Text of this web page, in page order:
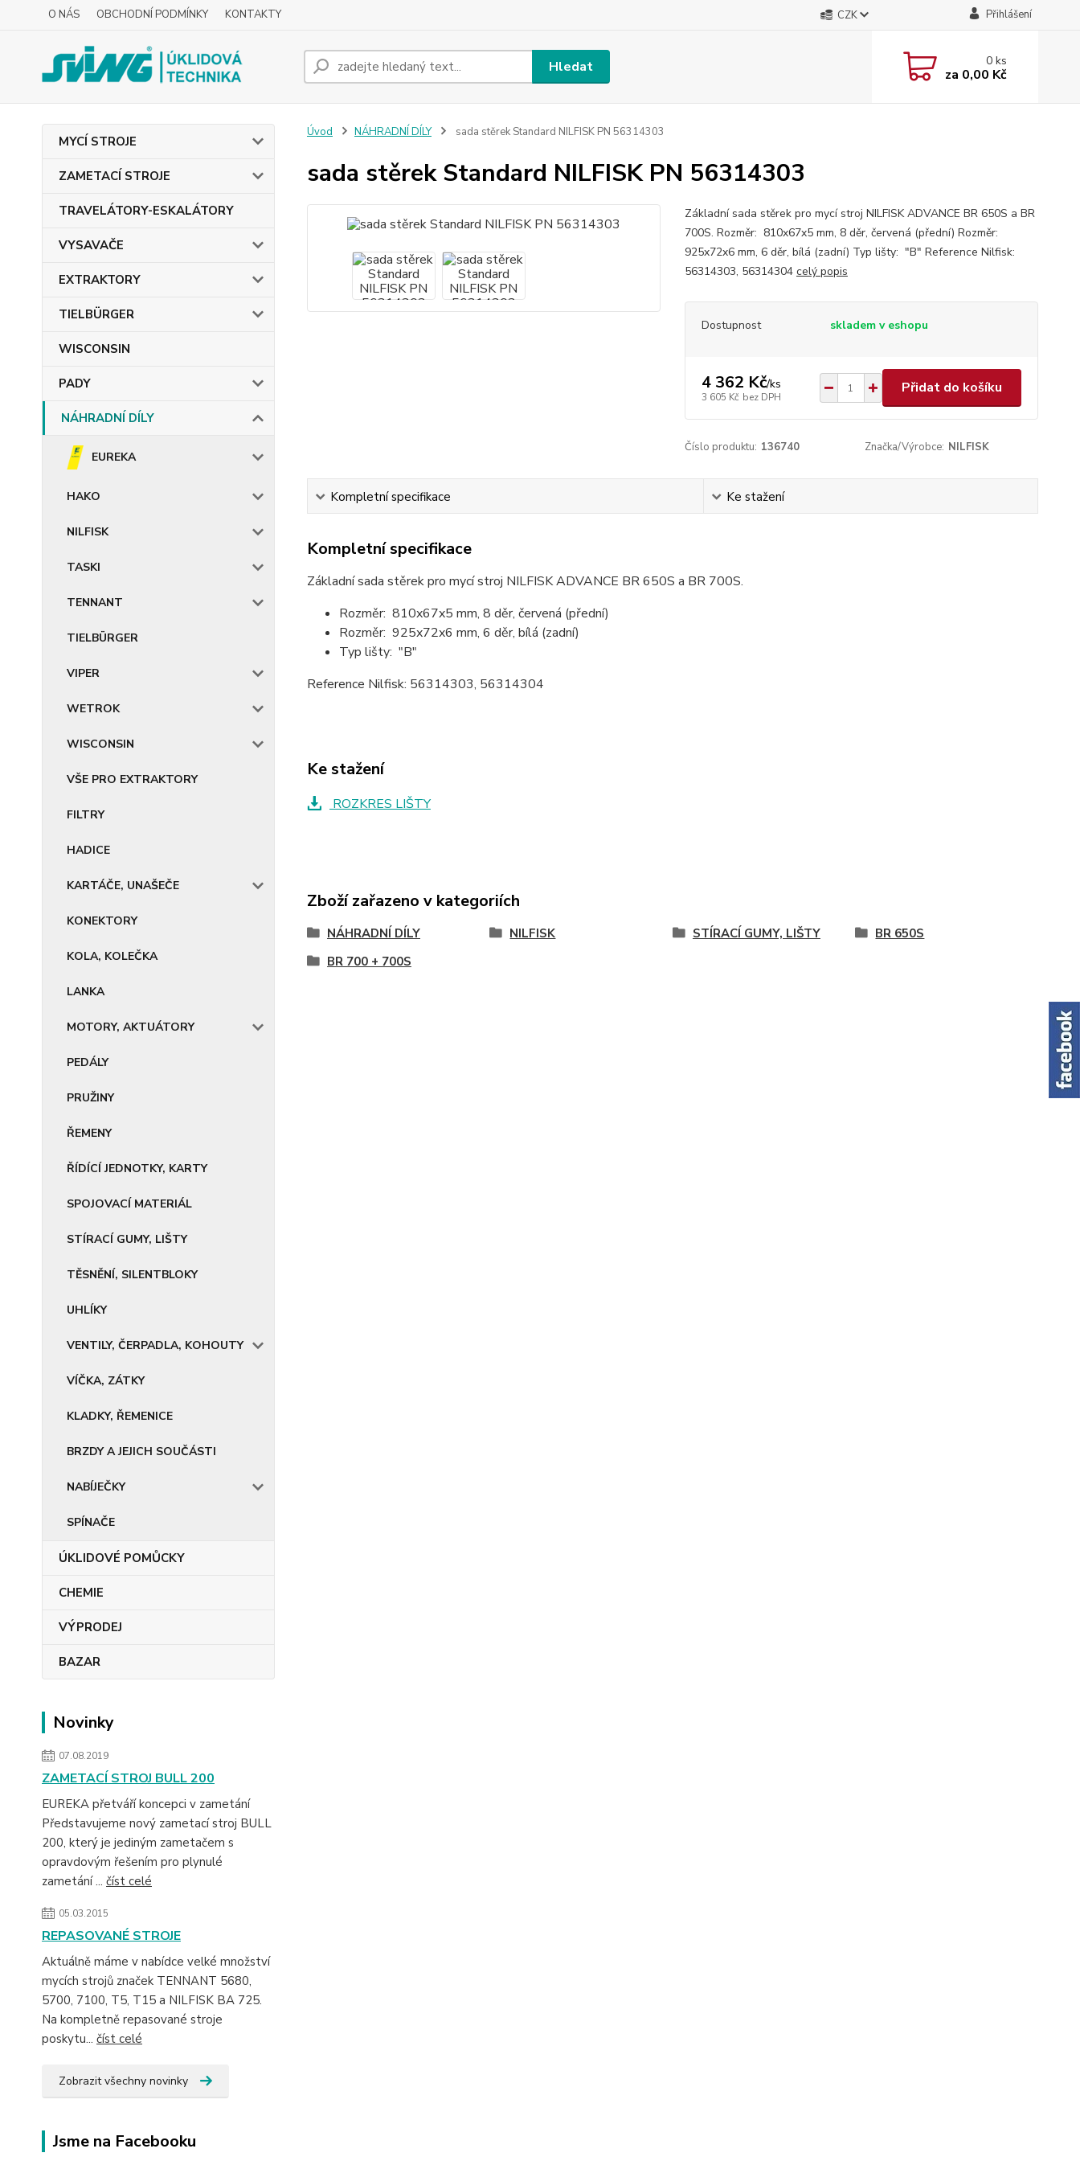
O NÁS OBCHODNÍ PODMÍNKY KONTAKTY CZK Přihlášení
Hledat 0ks
za 0,00 Kč
MYCÍ STROJE
ZAMETACÍ STROJE
TRAVELÁTORY-ESKALÁTORY
VYSAVAČE
EXTRAKTORY
TIELBÜRGER
WISCONSIN
PADY
NÁHRADNÍ DÍLY
EUREKA
HAKO
NILFISK
TASKI
TENNANT
TIELBÜRGER
VIPER
WETROK
WISCONSIN
VŠE PRO EXTRAKTORY
FILTRY
HADICE
KARTÁČE, UNAŠEČE
KONEKTORY
KOLA, KOLEČKA
LANKA
MOTORY, AKTUÁTORY
PEDÁLY
PRUŽINY
ŘEMENY
ŘÍDÍCÍ JEDNOTKY, KARTY
SPOJOVACÍ MATERIÁL
STÍRACÍ GUMY, LIŠTY
TĚSNĚNÍ, SILENTBLOKY
UHLÍKY
VENTILY, ČERPADLA, KOHOUTY
VÍČKA, ZÁTKY
KLADKY, ŘEMENICE
BRZDY A JEJICH SOUČÁSTI
NABÍJEČKY
SPÍNAČE
ÚKLIDOVÉ POMŮCKY
CHEMIE
VÝPRODEJ
BAZAR
Novinky
07.08.2019
ZAMETACÍ STROJ BULL 200
EUREKA přetváří koncepci v zametání
Představujeme nový zametací stroj BULL
200, který je jediným zametačem s
opravdovým řešením pro plynulé
zametání ... číst celé
05.03.2015
REPASOVANÉ STROJE
Aktuálně máme v nabídce velké množství
mycích strojů značek TENNANT 5680,
5700, 7100, T5, T15 a NILFISK BA 725.
Na kompletně repasované stroje
poskytu... číst celé
Zobrazit všechny novinky
Jsme na Facebooku
Úvod NÁHRADNÍ DÍLY sada stěrek Standard NILFISK PN 56314303
sada stěrek Standard NILFISK PN 56314303
Základní sada stěrek pro mycí stroj NILFISK ADVANCE BR 650S a BR
700S. Rozměr: 810x67x5 mm, 8 děr, červená (přední) Rozměr:
925x72x6 mm, 6 děr, bílá (zadní) Typ lišty: "B" Reference Nilfisk:
56314303, 56314304 celý popis
Dostupnost skladem v eshopu
4 362 Kč/ks
3 605 Kč bez DPH
Přidat do košíku
Číslo produktu: 136740 Značka/Výrobce: NILFISK
Kompletní specifikace Ke stažení
Kompletní specifikace
Základní sada stěrek pro mycí stroj NILFISK ADVANCE BR 650S a BR 700S.
Rozměr: 810x67x5 mm, 8 děr, červená (přední)
Rozměr: 925x72x6 mm, 6 děr, bílá (zadní)
Typ lišty: "B"
Reference Nilfisk: 56314303, 56314304
Ke stažení
ROZKRES LIŠTY
Zboží zařazeno v kategoriích
NÁHRADNÍ DÍLY NILFISK STÍRACÍ GUMY, LIŠTY
BR 650S
BR 700 + 700S